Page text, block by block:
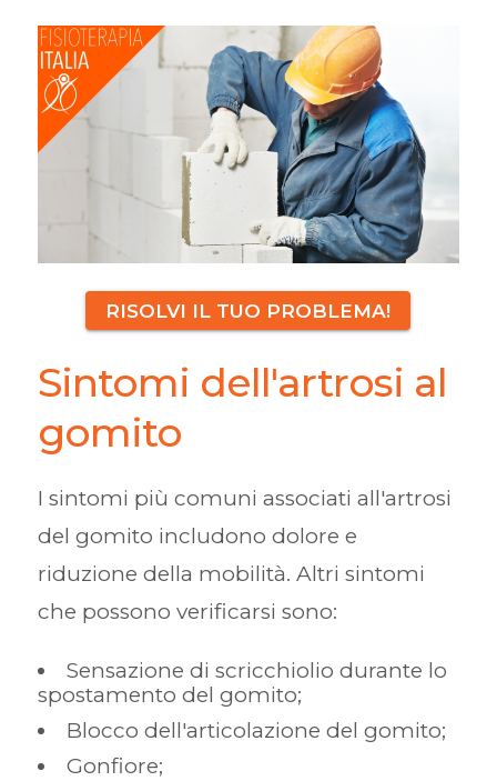
RISOLVI IL TUO PROBLEMA!
Sintomi dell'artrosi al
gomito
I sintomi più comuni associati all'artrosi
del gomito includono dolore e
riduzione della mobilità. Altri sintomi
che possono verificarsi sono:
Sensazione di scricchiolio durante lo
spostamento del gomito;
Blocco dell'articolazione del gomito;
Gonfiore;